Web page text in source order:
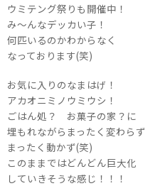
ウミテング祭りも開催中！
み～んなデッカい子！
何匹いるのかわからなく
なっております(笑)
お気に入りのなまはげ！
アカオニミノウミウシ！
ごはん処？ お菓子の家？に
埋もれながらまったく変わらず
まったく動かず(笑)
このままではどんどん巨大化
していきそうな感じ！！！